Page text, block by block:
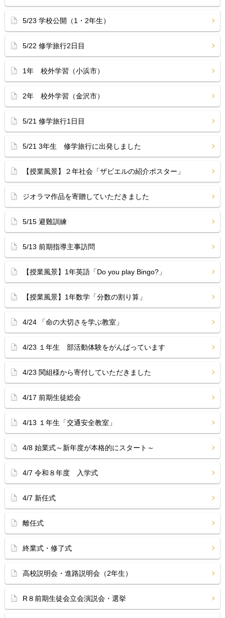
5/23 学校公開（1・2年生）
5/22 修学旅行2日目
1年 校外学習（小浜市）
2年 校外学習（金沢市）
5/21 修学旅行1日目
5/21 3年生 修学旅行に出発しました
【授業風景】２年社会「ザビエルの紹介ポスター」
ジオラマ作品を寄贈していただきました
5/15 避難訓練
5/13 前期指導主事訪問
【授業風景】1年英語「Do you play Bingo?」
【授業風景】1年数学「分数の割り算」
4/24 「命の大切さを学ぶ教室」
4/23 １年生 部活動体験をがんばっています
4/23 関組様から寄付していただきました
4/17 前期生徒総会
4/13 １年生「交通安全教室」
4/8 始業式～新年度が本格的にスタート～
4/7 令和８年度 入学式
4/7 新任式
離任式
終業式・修了式
高校説明会・進路説明会（2年生）
R８前期生徒会立会演説会・選挙